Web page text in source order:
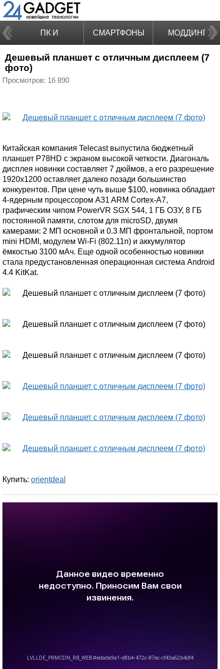
ПК И
НОУТБУКИ
СМАРТФОНЫ МОДДИНГ
Дешевый планшет с отличным дисплеем (7
фото)
Просмотров: 16 890
Китайская компания Telecast выпустила бюджетный
планшет P78HD с экраном высокой четкости. Диагональ
дисплея новинки составляет 7 дюймов, а его разрешение
1920x1200 оставляет далеко позади большинство
конкурентов. При цене чуть выше $100, новинка обладает
4-ядерным процессором A31 ARM Cortex-A7,
графическим чипом PowerVR SGX 544, 1 ГБ ОЗУ, 8 ГБ
постоянной памяти, слотом для microSD, двумя
камерами: 2 МП основной и 0.3 МП фронтальной, портом
mini HDMI, модулем Wi-Fi (802.11n) и аккумулятор
ёмкостью 3100 мАч. Еще одной особенностью новинки
стала предустановленная операционная система Android
4.4 KitKat.
Купить: orientdeal